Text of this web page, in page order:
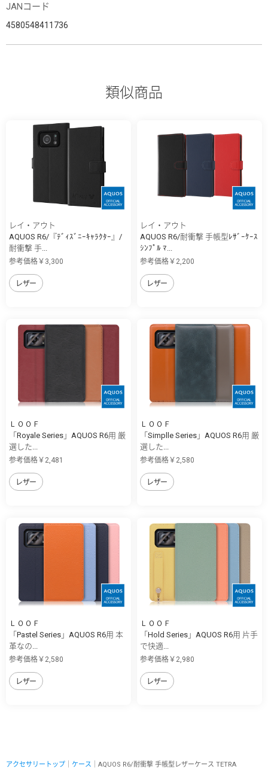
JANコード
4580548411736
類似商品
レイ・アウト
AQUOS R6/『ﾃﾞｨｽﾞﾆｰｷｬﾗｸﾀｰ』/
耐衝撃 手...
参考価格￥3,300
レザー
レイ・アウト
AQUOS R6/耐衝撃 手帳型ﾚｻﾞｰｹｰｽ
ｼﾝﾌﾟﾙ ﾏ...
参考価格￥2,200
レザー
ＬＯＯＦ
「Royale Series」AQUOS R6用 厳
選した...
参考価格￥2,481
レザー
ＬＯＯＦ
「Simplle Series」AQUOS R6用 厳
選した...
参考価格￥2,580
レザー
ＬＯＯＦ
「Pastel Series」AQUOS R6用 本
革なの...
参考価格￥2,580
レザー
ＬＯＯＦ
「Hold Series」AQUOS R6用 片手
で快適...
参考価格￥2,980
レザー
アクセサリートップ ケース ｜AQUOS R6/耐衝撃 手帳型レザーケース TETRA